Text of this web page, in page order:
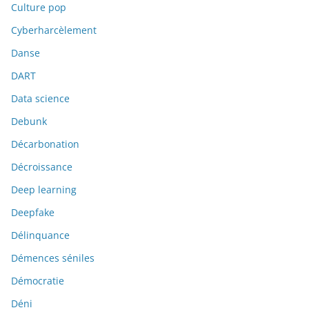
Culture pop
Cyberharcèlement
Danse
DART
Data science
Debunk
Décarbonation
Décroissance
Deep learning
Deepfake
Délinquance
Démences séniles
Démocratie
Déni